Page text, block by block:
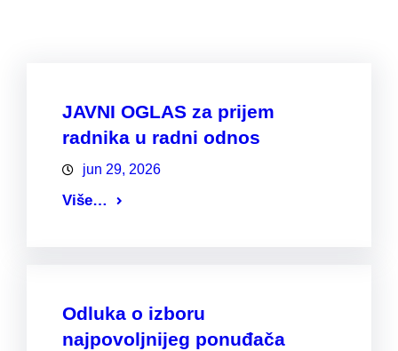
JAVNI OGLAS za prijem
radnika u radni odnos
jun 29, 2026
Više…
Odluka o izboru
najpovoljnijeg ponuđača